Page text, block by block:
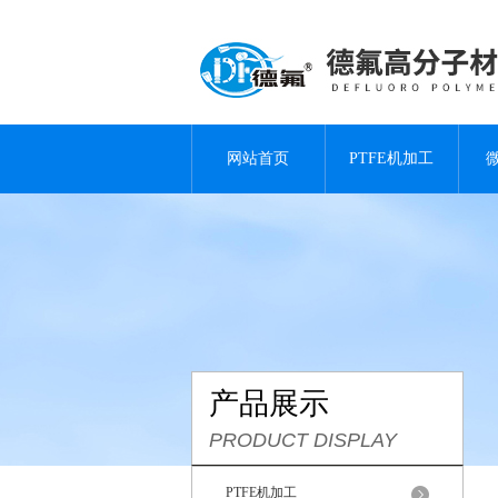
网站首页 PTFE机加工
产品展示
PRODUCT DISPLAY
PTFE机加工